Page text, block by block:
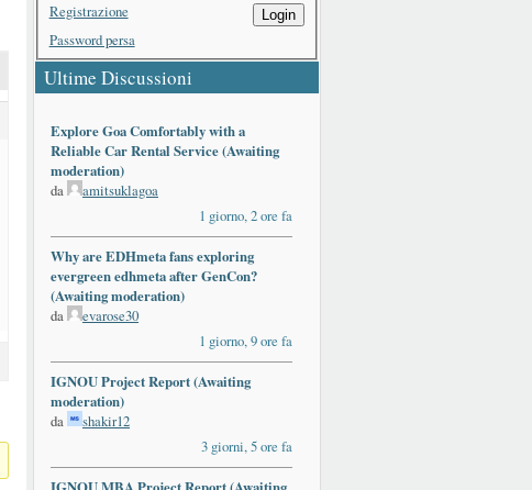
Login
Registrazione
Password persa
Ultime Discussioni
Explore Goa Comfortably with a
Reliable Car Rental Service (Awaiting
moderation)
da
amitsuklagoa
1 giorno, 2 ore fa
Why are EDHmeta fans exploring
evergreen edhmeta after GenCon?
(Awaiting moderation)
da
evarose30
1 giorno, 9 ore fa
IGNOU Project Report (Awaiting
moderation)
da
shakir12
3 giorni, 5 ore fa